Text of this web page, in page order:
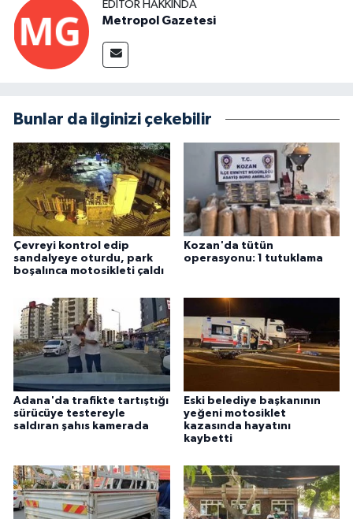
EDITÖR HAKKINDA
Metropol Gazetesi
Bunlar da ilginizi çekebilir
Çevreyi kontrol edip
sandalyeye oturdu, park
boşalınca motosikleti çaldı
Kozan'da tütün
operasyonu: 1 tutuklama
Adana'da trafikte tartıştığı
sürücüye testereyle
saldıran şahıs kamerada
Eski belediye başkanının
yeğeni motosiklet
kazasında hayatını
kaybetti